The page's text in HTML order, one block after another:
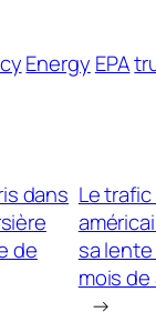
Energy EPA
dans
de
Le
sa
mois
→